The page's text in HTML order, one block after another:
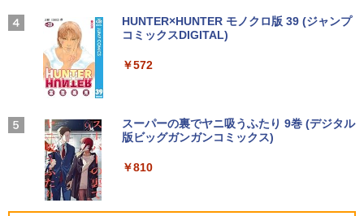
SD1TB メモリ16GB 軽量 薄型 ダイナブ
ック
￥29,800
ノートパソコン 新品 Office付き 初心者
向け 初期設定済 Win11 Pro 日本語キー
メモリー:8GB 高速SSD:512GB最大 lapt
e/中古 デスクトップ デスクトップPC/Wi
ndows11
￥22,800
□■※ 【USB端子多数搭載!】 HP デスク
トップPC ProDesk 600 G6 SFF Corei5-
チ/Win11 動作確認 【中古】送料無料
プレイ 液晶ディスプレイ 液晶モニター r
ankC
￥8,550
モバイルモニター 15.6インチ InnoView
モバイルディスプレイ 自立型 1920*1080
薄型 軽量 持ち運び 壁掛けに対応 Switc
集】アイアムオリーブ増刊号 NO.1 ハマ
ナカ
￥950
魔女と傭兵（9） 【電子書籍】[ 宮木真人
]
￥792
【2026年アップグレード版】AOKIMI ワイヤ
レスイヤホン bluetooth イヤホン V12 小型
るーとゅーす コードレス ENCノイズキャン
￥1,964
On My Road (Stadium ver.)
BUGS LIFE
by Amazon 炭酸水 ラベルレス 500ml ×24本
art Basic)
コカ・コーラ やかんの麦茶 from 爽健美茶 ラ
HUNTER×HUNTER モノクロ版 39 (ジャンプ
コミックスDIGITAL)
￥572
スーパーの裏でヤニ吸うふたり 9巻 (デジタル
版ビッグガンガンコミックス)
￥810